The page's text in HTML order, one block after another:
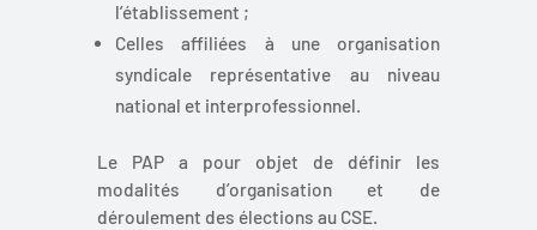
l’établissement ;
Celles affiliées à une organisation
syndicale représentative au niveau
national et interprofessionnel.
Le PAP a pour objet de définir les
modalités d’organisation et de
déroulement des élections au CSE.